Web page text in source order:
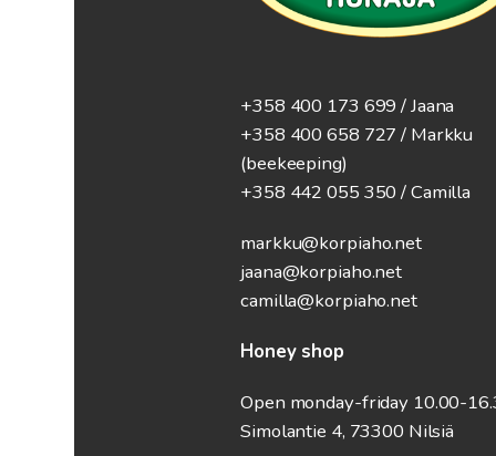
+358 400 173 699 / Jaana
+358 400 658 727 / Markku
(beekeeping)
+358 442 055 350 / Camilla
markku@korpiaho.net
jaana@korpiaho.net
camilla@korpiaho.net
Honey shop
Open monday-friday 10.00-
Simolantie 4, 73300 Nilsiä